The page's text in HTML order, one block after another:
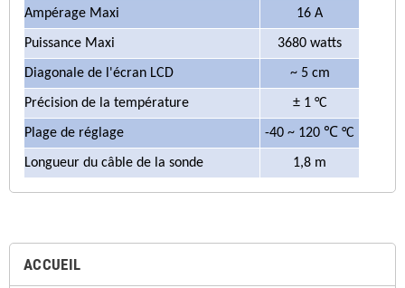
ACCUEIL
Ampérage Maxi 16 A
Puissance Maxi 3680 watts
Diagonale de l'écran LCD ~ 5 cm
Précision de la température ± 1 °C
Plage de réglage -40 ~ 120 ℃ °C
Longueur du câble de la sonde 1,8 m